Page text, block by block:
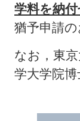
学料を納付
猶予申請
なお，東
学大学院